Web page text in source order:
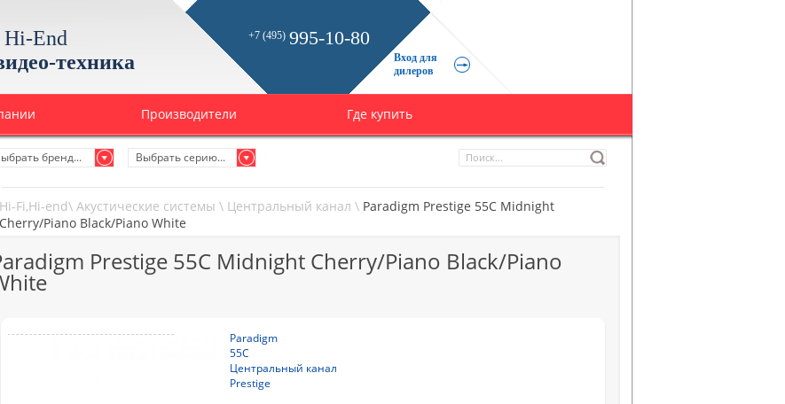
Hi-End
техника
+7 (495) 995-10-80
Вход для
дилеров
Производители Где купить
бренд... Выбрать серию...
Hi-Fi,Hi-end\ Акустические системы \ Центральный канал \ Paradigm Prestige 55C Midnight
Cherry/Piano Black/Piano White
Prestige 55C Midnight Cherry/Piano Black/Piano
Paradigm
55C
Центральный канал
Prestige